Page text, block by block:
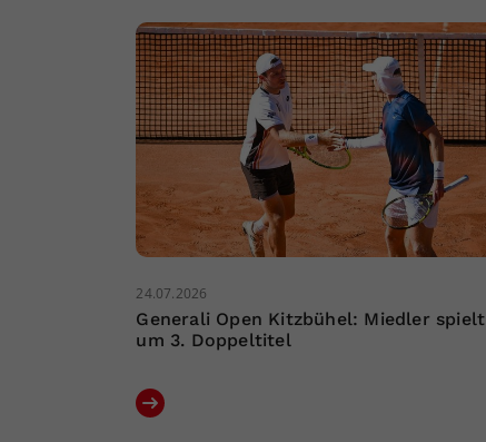
24.07.2026
Generali Open Kitzbühel: Miedler spielt
um 3. Doppeltitel